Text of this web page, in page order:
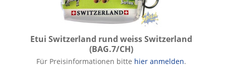
Etui Switzerland rund weiss Switzerland
(BAG.7/CH)
Etui Switzerland rund weiss Switzerland
Für Preisinformationen bitte hier anmelden.